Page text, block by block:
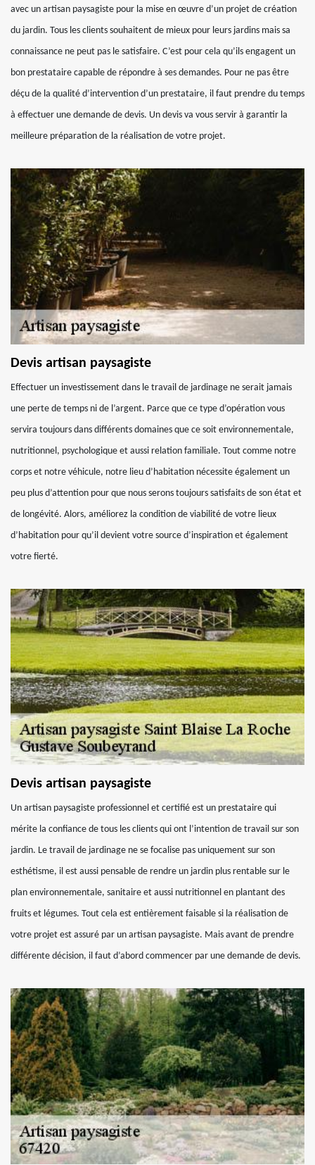
avec un artisan paysagiste pour la mise en œuvre d’un projet de création
du jardin. Tous les clients souhaitent de mieux pour leurs jardins mais sa
connaissance ne peut pas le satisfaire. C’est pour cela qu’ils engagent un
bon prestataire capable de répondre à ses demandes. Pour ne pas être
déçu de la qualité d’intervention d’un prestataire, il faut prendre du temps
à effectuer une demande de devis. Un devis va vous servir à garantir la
meilleure préparation de la réalisation de votre projet.
Devis artisan paysagiste
Effectuer un investissement dans le travail de jardinage ne serait jamais
une perte de temps ni de l’argent. Parce que ce type d’opération vous
servira toujours dans différents domaines que ce soit environnementale,
nutritionnel, psychologique et aussi relation familiale. Tout comme notre
corps et notre véhicule, notre lieu d’habitation nécessite également un
peu plus d’attention pour que nous serons toujours satisfaits de son état et
de longévité. Alors, améliorez la condition de viabilité de votre lieux
d’habitation pour qu’il devient votre source d’inspiration et également
votre fierté.
Devis artisan paysagiste
Un artisan paysagiste professionnel et certifié est un prestataire qui
mérite la confiance de tous les clients qui ont l’intention de travail sur son
jardin. Le travail de jardinage ne se focalise pas uniquement sur son
esthétisme, il est aussi pensable de rendre un jardin plus rentable sur le
plan environnementale, sanitaire et aussi nutritionnel en plantant des
fruits et légumes. Tout cela est entièrement faisable si la réalisation de
votre projet est assuré par un artisan paysagiste. Mais avant de prendre
différente décision, il faut d’abord commencer par une demande de devis.